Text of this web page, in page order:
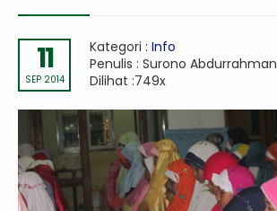
11
SEP 2014
Kategori : Info
Penulis : Surono Abdurrahman
Dilihat :749x